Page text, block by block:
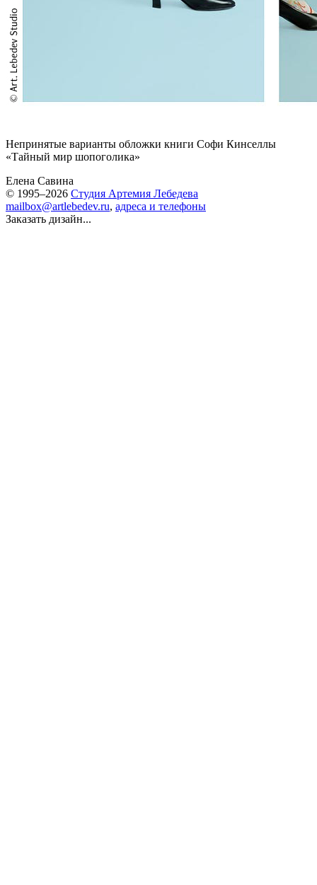
Непринятые варианты обложки книги Софи Кинселлы
«Тайный мир шопоголика»
Елена Савина
© 1995–2026 Студия Артемия Лебедева
mailbox@artlebedev.ru, адреса и телефоны
Заказать дизайн...